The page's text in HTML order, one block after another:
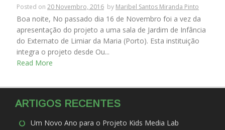
Posted on 20 Novembro, 2016 by Maribel Santos Miranda Pinto
Boa noite, No passado dia 16 de Novembro foi a vez da
apresentação do projeto a uma sala de Jardim de Infância
do Externato de Limiar da Maria (Porto). Esta instituição
integra o projeto desde Ou...
Read More
ARTIGOS RECENTES
Um Novo Ano para o Projeto Kids Media Lab